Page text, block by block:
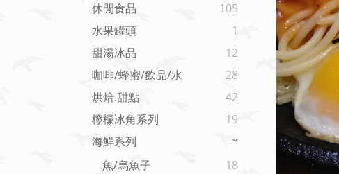
休閒食品
105
水果罐頭
1
甜湯冰品
12
咖啡/蜂蜜/飲品/水
28
烘焙.甜點
42
檸檬冰角系列
19
海鮮系列
魚/烏魚子
18